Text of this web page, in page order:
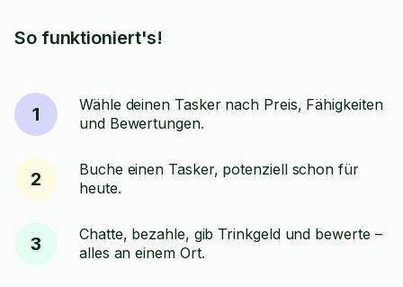
So funktioniert's!
1
Wähle deinen Tasker nach Preis, Fähigkeiten
und Bewertungen.
2
Buche einen Tasker, potenziell schon für
heute.
3
Chatte, bezahle, gib Trinkgeld und bewerte –
alles an einem Ort.